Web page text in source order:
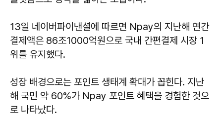
13일 네이버파이낸셜에 따르면 Npay의 지난해 연간
결제액은 86조1000억원으로 국내 간편결제 시장 1
위를 유지했다.
성장 배경으로는 포인트 생태계 확대가 꼽힌다. 지난
해 국민 약 60%가 Npay 포인트 혜택을 경험한 것으
로 나타났다.